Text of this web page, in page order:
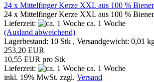
24 x Mittelfinger Kerze XXL aus 100 %
24 x Mittelfinger Kerze XXL aus 100 %
Lieferzeit:
ca. 1 Woche
(Ausland abweichend)
Lagerbestand: 10 Stk , Versandgewicht: 0,01
253,20 EUR
10,55 EUR pro Stk
Lieferzeit:
ca. 1 Woche
inkl. 19% MwSt. zzgl. Versand